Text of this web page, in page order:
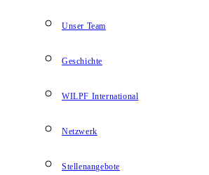
Unser Team
Geschichte
WILPF International
Netzwerk
Stellenangebote